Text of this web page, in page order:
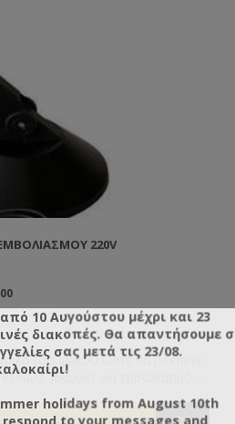
220V
του φακού ώστε να βλέπετε
Ιδανικό για εμβολιασμό.
10 Αυγούστου μέχρι και 23
διακοπές. Θα απαντήσουμε
σας μετά τις 23/08.
holidays from August 10th
to your messages and